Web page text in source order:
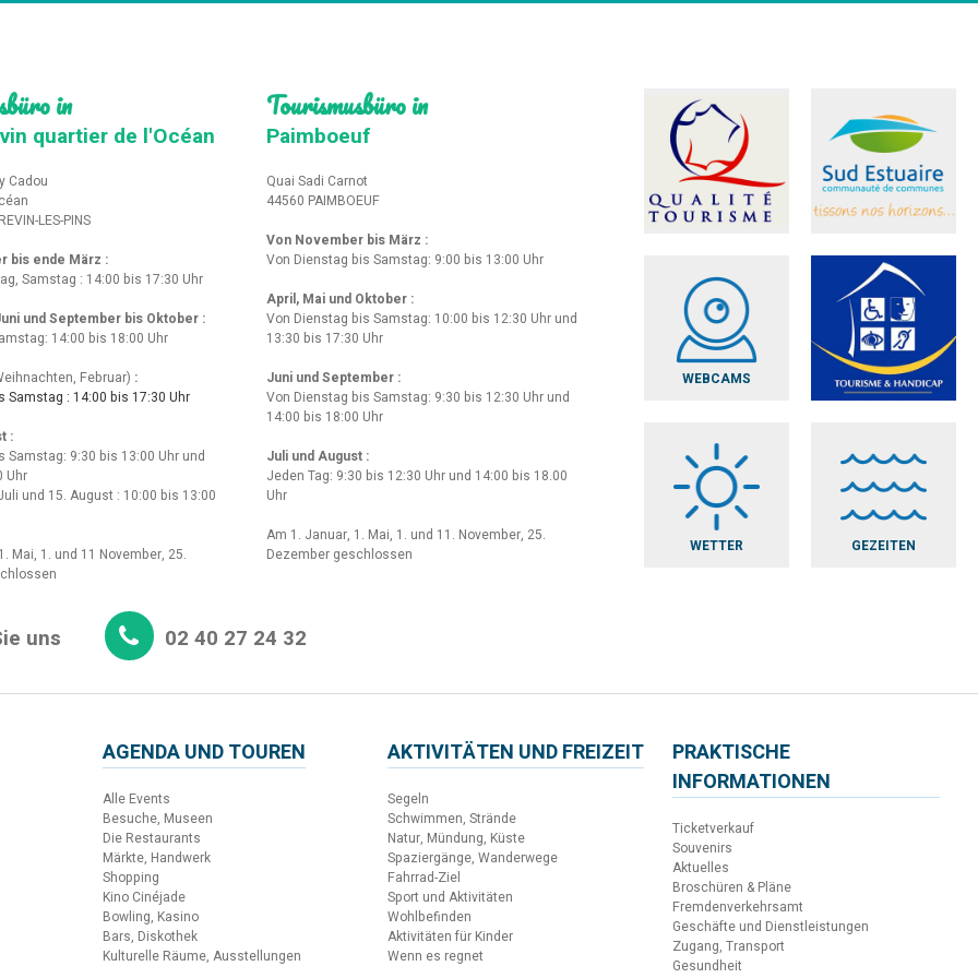
in
quartier de l'Océan
Cadou
LES-PINS
bis ende März :
Samstag : 14:00 bis 17:30 Uhr
und September bis Oktober :
14:00 bis 18:00 Uhr
Februar) :
Samstag : 14:00 bis 17:30 Uhr
:
Samstag: 9:30 bis 13:00 Uhr und
Uhr
und 15. August : 10:00 bis 13:00
Mai, 1. und 11 November, 25.
Tourismusbüro in
Paimboeuf
Quai Sadi Carnot
44560 PAIMBOEUF
Von November bis März :
Von Dienstag bis Samstag: 9:00 bis 13:00 Uhr
April, Mai und Oktober :
Von Dienstag bis Samstag: 10:00 bis 12:30 Uhr und
13:30 bis 17:30 Uhr
Juni und September :
Von Dienstag bis Samstag: 9:30 bis 12:30 Uhr und
14:00 bis 18:00 Uhr
Juli und August :
Jeden Tag: 9:30 bis 12:30 Uhr und 14:00 bis 18.00
Uhr
Am 1. Januar, 1. Mai, 1. und 11. November, 25.
Dezember geschlossen
WEBCAMS
WETTER GEZEITEN
uns 02 40 27 24 32
AGENDA UND TOUREN
Alle Events
Besuche, Museen
Die Restaurants
Märkte, Handwerk
Shopping
Kino Cinéjade
Bowling, Kasino
Bars, Diskothek
Kulturelle Räume, Ausstellungen
AKTIVITÄTEN UND FREIZEIT
Segeln
Schwimmen, Strände
Natur, Mündung, Küste
Spaziergänge, Wanderwege
Fahrrad-Ziel
Sport und Aktivitäten
Wohlbefinden
Aktivitäten für Kinder
Wenn es regnet
PRAKTISCHE
INFORMATIONEN
Ticketverkauf
Souvenirs
Aktuelles
Broschüren & Pläne
Fremdenverkehrsamt
Geschäfte und Dienstleistungen
Zugang, Transport
Gesundheit